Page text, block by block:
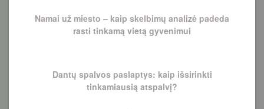
Namai už miesto – kaip skelbimų analizė padeda
rasti tinkamą vietą gyvenimui
Dantų spalvos paslaptys: kaip išsirinkti
tinkamiausią atspalvį?